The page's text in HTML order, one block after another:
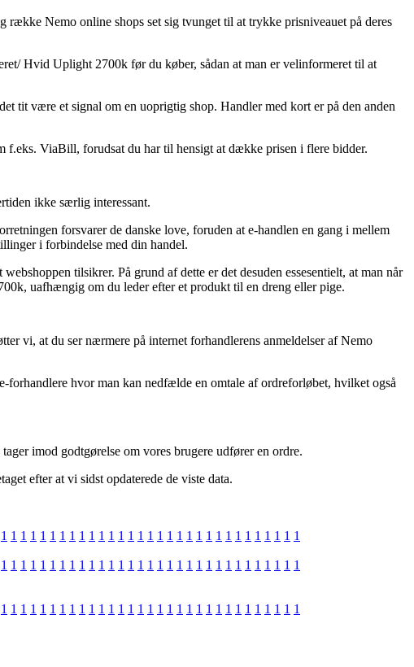
Nemo online shops set sig tvunget til at trykke prisniveauet på deres
Hvid Uplight 2700k før du køber, sådan at man er velinformeret til at
tit være et signal om en uoprigtig shop. Handler med kort er på den anden
f.eks. ViaBill, forudsat du har til hensigt at dække prisen i flere bidder.
ikke særlig interessant.
forsvarer de danske love, foruden at e-handlen en gang i mellem
i forbindelse med din handel.
tilsikrer. På grund af dette er det desuden essesentielt, at man når
uafhængig om du leder efter et produkt til en dreng eller pige.
vi, at du ser nærmere på internet forhandlerens anmeldelser af Nemo
hvor man kan nedfælde en omtale af ordreforløbet, hvilket også
imod godtgørelse om vores brugere udfører en ordre.
efter at vi sidst opdaterede de viste data.
1 1 1 1 1 1 1 1 1 1 1 1 1 1 1 1 1 1 1 1 1 1 1 1 1 1 1 1 1 1 1
1 1 1 1 1 1 1 1 1 1 1 1 1 1 1 1 1 1 1 1 1 1 1 1 1 1 1 1 1 1 1
1 1 1 1 1 1 1 1 1 1 1 1 1 1 1 1 1 1 1 1 1 1 1 1 1 1 1 1 1 1 1